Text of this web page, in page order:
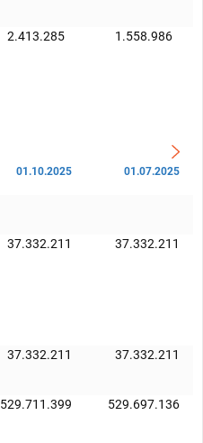
2.413.285 1.558.986
01.10.2025 01.07.2025
37.332.211 37.332.211
37.332.211 37.332.211
529.711.399 529.697.136